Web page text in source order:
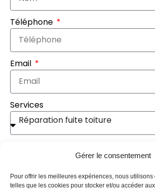
Gérer le consentement
Pour offrir les meilleures expériences, nous
telles que les cookies pour stocker et/ou accéder
Téléphone
Email
Services
Réparation fuite toiture